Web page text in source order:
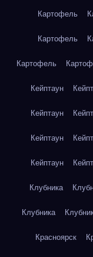
Картофель
Картофель
Картофель
Кейптаун
Кейптаун
Кейптаун
Кейптаун
Клубника
Клубника
Красноярск